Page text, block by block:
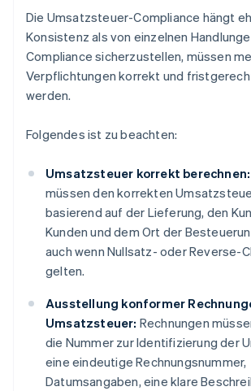
Die Umsatzsteuer-Compliance hängt
Konsistenz als von einzelnen
Compliance sicherzustellen, müssen
Verpflichtungen korrekt und
werden.
Folgendes ist zu beachten:
Umsatzsteuer korrekt berechnen:
müssen den korrekten
basierend auf der Lieferung, den
Kunden und dem Ort der
auch wenn Nullsatz- oder Reverse-
gelten.
Ausstellung konformer
Umsatzsteuer: Rechnungen
die Nummer zur Identifizierung der
eine eindeutige Rechnungsnummer,
Datumsangaben, eine klare